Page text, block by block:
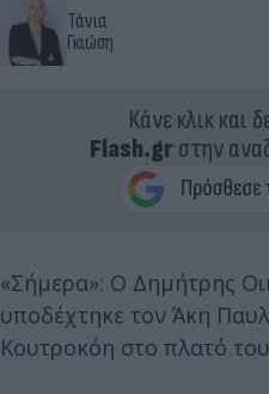
Τάνια
Γκιώση
Κάνε κλικ και
Flash.grστην
«Σήμερα»: Ο Δημήτρης
υποδέχτηκε τον Άκη
Κουτροκόη στο πλατό